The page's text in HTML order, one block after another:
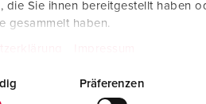
die Sie ihnen bereitgestellt haben
gesammelt haben.
Präferenzen
schroefklemm
NAAR HET PRODUCT